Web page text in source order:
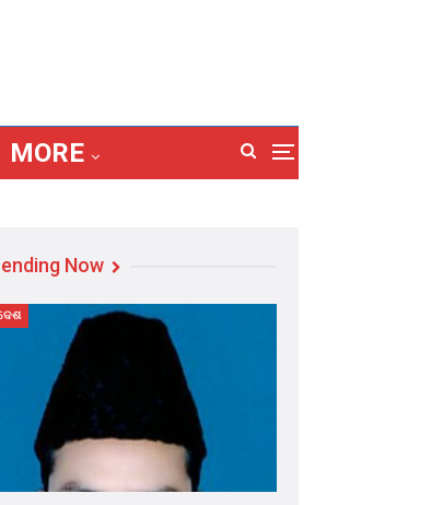
MORE
Now